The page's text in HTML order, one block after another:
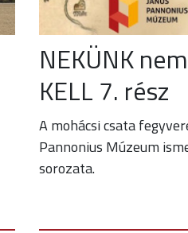
NEKÜNK
KELL 7. rész
A mohácsi csata
Pannonius Múzeum
sorozata.